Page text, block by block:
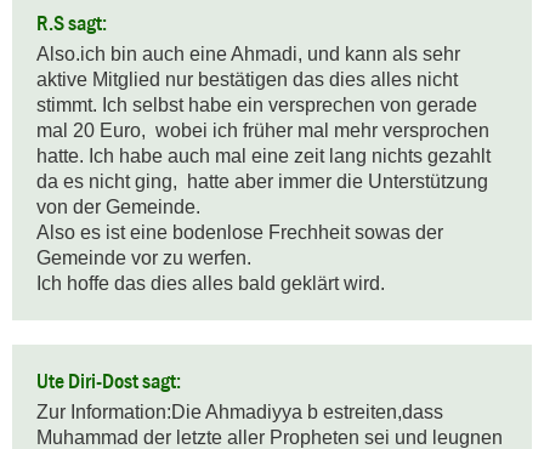
R.S sagt:
Also.ich bin auch eine Ahmadi, und kann als sehr
aktive Mitglied nur bestätigen das dies alles nicht
stimmt. Ich selbst habe ein versprechen von gerade
mal 20 Euro,  wobei ich früher mal mehr versprochen
hatte. Ich habe auch mal eine zeit lang nichts gezahlt
da es nicht ging,  hatte aber immer die Unterstützung
von der Gemeinde.
Also es ist eine bodenlose Frechheit sowas der
Gemeinde vor zu werfen.
Ich hoffe das dies alles bald geklärt wird.
Ute Diri-Dost sagt:
Zur Information:Die Ahmadiyya b estreiten,dass
Muhammad der letzte aller Propheten sei und leugnen